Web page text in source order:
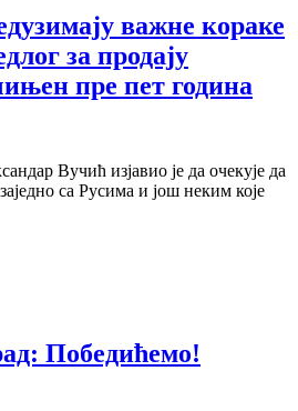
важне кораке
за продају
пре пет година
Вучић изјавио је да очекује да
са Русима и још неким које
Победићемо!